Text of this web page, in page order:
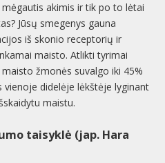
akimis ir tik po to lėtai
Jūsų smegenys gauna
iš skonio receptorių ir
maisto. Atlikti tyrimai
žmonės suvalgo iki 45%
vienoje didelėje lėkštėje lyginant
maistu.
taisyklė (jap. Hara